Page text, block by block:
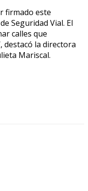
firmado este
Seguridad Vial. El
calles que
destacó la directora
Mariscal.